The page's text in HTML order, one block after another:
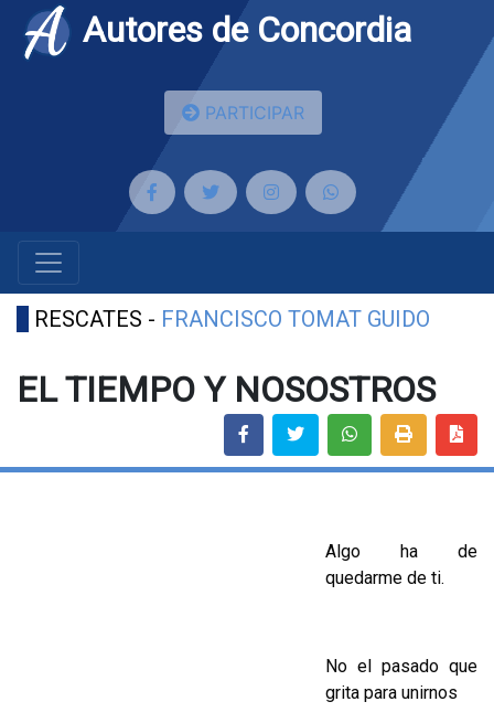
Autores de Concordia
PARTICIPAR
RESCATES - FRANCISCO TOMAT GUIDO
EL TIEMPO Y NOSOSTROS
Algo ha de
quedarme de ti.
No el pasado que
grita para unirnos